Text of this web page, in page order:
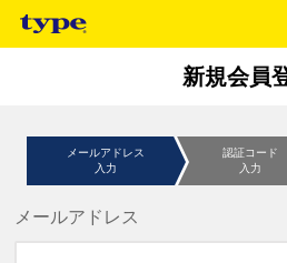
新規会員
メールアドレス
入力
認証コード
入力
メールアドレス